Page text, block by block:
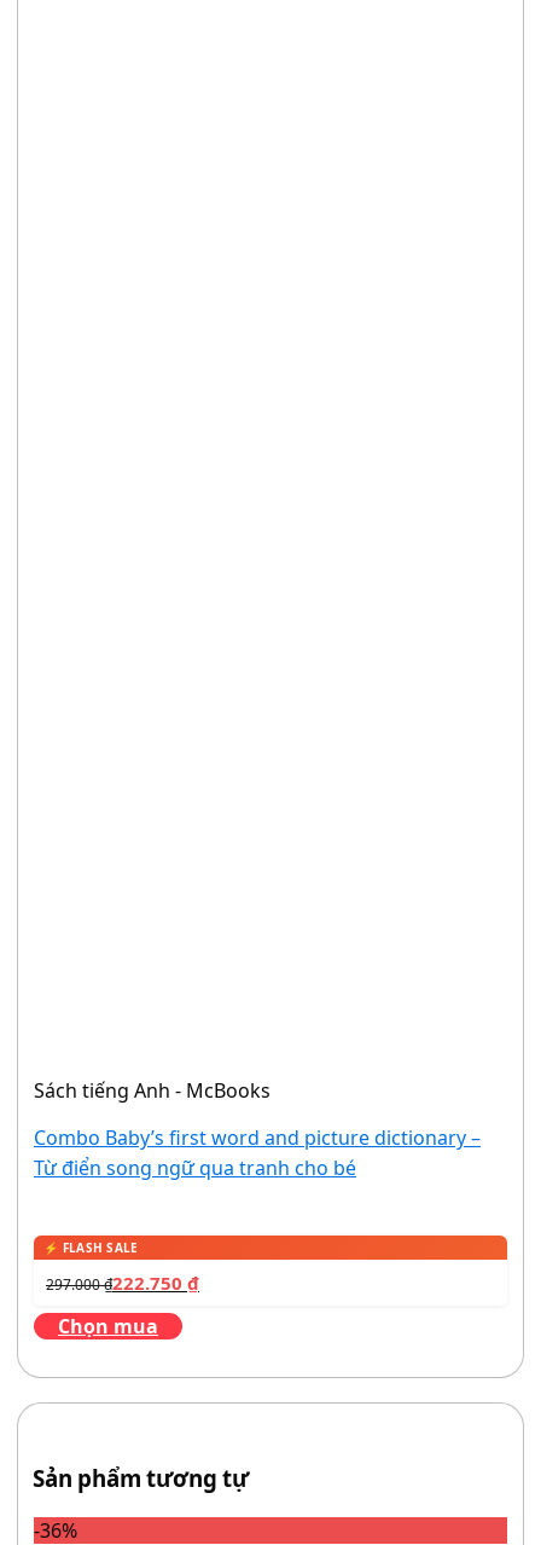
Sách tiếng Anh - McBooks
Combo Baby’s first word and picture dictionary –
Từ điển song ngữ qua tranh cho bé
297.000₫222.750 ₫
Chọn mua
Sản phẩm tương tự
-36%